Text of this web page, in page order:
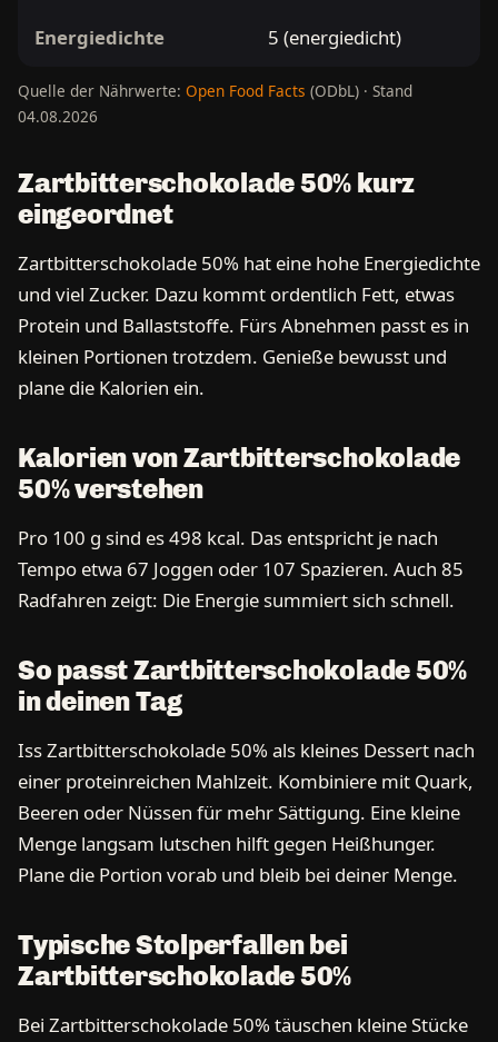
Energiedichte 5 (energiedicht)
Quelle der Nährwerte: Open Food Facts (ODbL) · Stand
04.08.2026
Zartbitterschokolade 50% kurz
eingeordnet
Zartbitterschokolade 50% hat eine hohe Energiedichte
und viel Zucker. Dazu kommt ordentlich Fett, etwas
Protein und Ballaststoffe. Fürs Abnehmen passt es in
kleinen Portionen trotzdem. Genieße bewusst und
plane die Kalorien ein.
Kalorien von Zartbitterschokolade
50% verstehen
Pro 100 g sind es 498 kcal. Das entspricht je nach
Tempo etwa 67 Joggen oder 107 Spazieren. Auch 85
Radfahren zeigt: Die Energie summiert sich schnell.
So passt Zartbitterschokolade 50%
in deinen Tag
Iss Zartbitterschokolade 50% als kleines Dessert nach
einer proteinreichen Mahlzeit. Kombiniere mit Quark,
Beeren oder Nüssen für mehr Sättigung. Eine kleine
Menge langsam lutschen hilft gegen Heißhunger.
Plane die Portion vorab und bleib bei deiner Menge.
Typische Stolperfallen bei
Zartbitterschokolade 50%
Bei Zartbitterschokolade 50% täuschen kleine Stücke